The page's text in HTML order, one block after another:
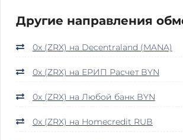
Другие направления
0x (ZRX) на Decentraland (MANA)
0x (ZRX) на ЕРИП Расчет BYN
0x (ZRX) на Любой банк BYN
0x (ZRX) на Homecredit RUB